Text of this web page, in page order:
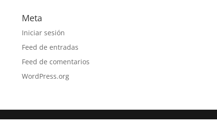
Meta
Iniciar sesión
Feed de entradas
Feed de comentarios
WordPress.org